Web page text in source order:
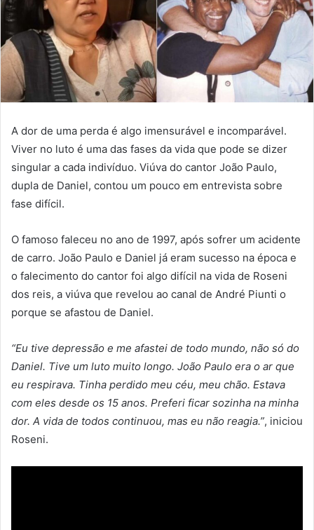
A dor de uma perda é algo imensurável e incomparável.
Viver no luto é uma das fases da vida que pode se dizer
singular a cada indivíduo. Viúva do cantor João Paulo,
dupla de Daniel, contou um pouco em entrevista sobre
fase difícil.
O famoso faleceu no ano de 1997, após sofrer um acidente
de carro. João Paulo e Daniel já eram sucesso na época e
o falecimento do cantor foi algo difícil na vida de Roseni
dos reis, a viúva que revelou ao canal de André Piunti o
porque se afastou de Daniel.
“Eu tive depressão e me afastei de todo mundo, não só do
Daniel. Tive um luto muito longo. João Paulo era o ar que
eu respirava. Tinha perdido meu céu, meu chão. Estava
com eles desde os 15 anos. Preferi ficar sozinha na minha
dor. A vida de todos continuou, mas eu não reagia.”, iniciou
Roseni.